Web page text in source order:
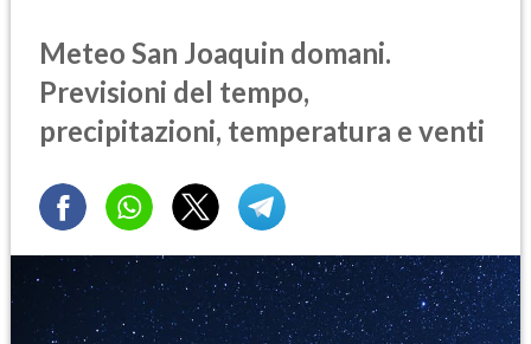
Meteo San Joaquin domani.
Previsioni del tempo,
precipitazioni, temperatura e venti